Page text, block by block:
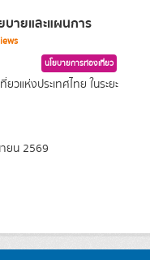
ายและแผนการ
นโยบายการท่องเที่ยว
แห่งประเทศไทย ในระยะ
ยน 2569